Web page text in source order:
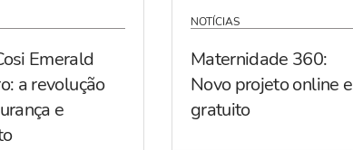
Emerald
a revolução
e
NOTÍCIAS
Maternidade 360:
Novo projeto online e
gratuito